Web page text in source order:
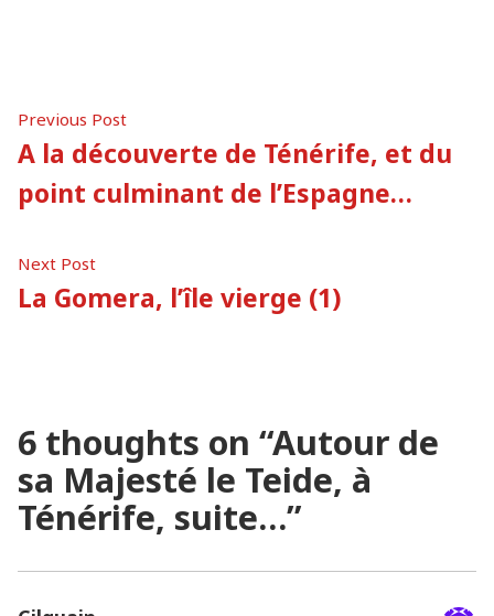
Navigation
de
l’article
Previous PostPrevious
post:
A la découverte de Ténérife, et du
point culminant de l’Espagne…
Next PostNext
post:
La Gomera, l’île vierge (1)
6 thoughts on “Autour de
sa Majesté le Teide, à
Ténérife, suite…”